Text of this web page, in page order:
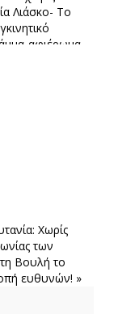
Λιάσκο- Το
αφιέρωμα
Χωρίς
των
Βουλή το
ευθυνών! »